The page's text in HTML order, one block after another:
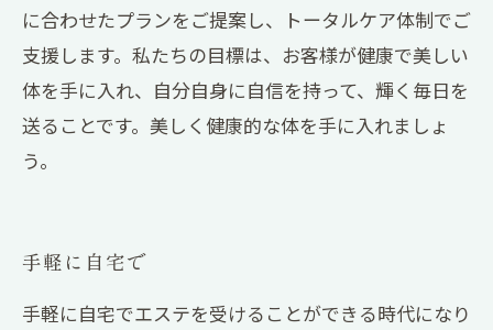
に合わせたプランをご提案し、トータルケア体制でご
支援します。私たちの目標は、お客様が健康で美しい
体を手に入れ、自分自身に自信を持って、輝く毎日を
送ることです。美しく健康的な体を手に入れましょ
う。
手軽に自宅で
手軽に自宅でエステを受けることができる時代になり